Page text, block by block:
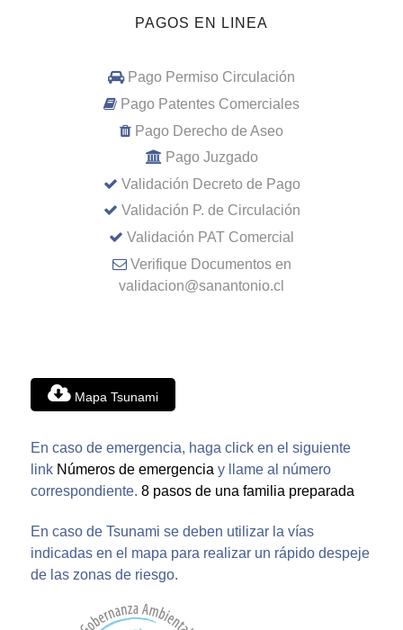
PAGOS EN LINEA
Pago Permiso Circulación
Pago Patentes Comerciales
Pago Derecho de Aseo
Pago Juzgado
Validación Decreto de Pago
Validación P. de Circulación
Validación PAT Comercial
Verifique Documentos en
validacion@sanantonio.cl
Mapa Tsunami
En caso de emergencia, haga click en el siguiente
link Números de emergencia y llame al número
correspondiente. 8 pasos de una familia preparada
En caso de Tsunami se deben utilizar la vías
indicadas en el mapa para realizar un rápido despeje
de las zonas de riesgo.